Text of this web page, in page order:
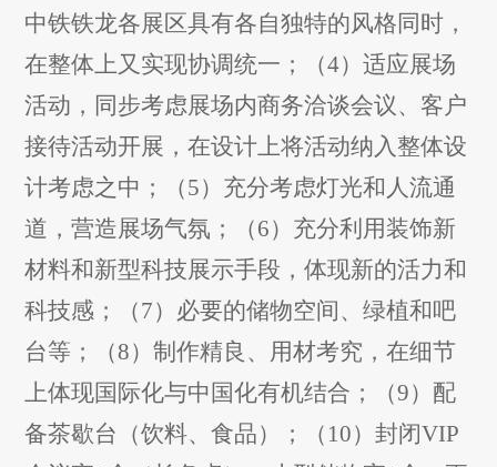
中铁铁龙各展区具有各自独特的风格同时，
在整体上又实现协调统一；（4）适应展场
活动，同步考虑展场内商务洽谈会议、客户
接待活动开展，在设计上将活动纳入整体设
计考虑之中；（5）充分考虑灯光和人流通
道，营造展场气氛；（6）充分利用装饰新
材料和新型科技展示手段，体现新的活力和
科技感；（7）必要的储物空间、绿植和吧
台等；（8）制作精良、用材考究，在细节
上体现国际化与中国化有机结合 ； （9） 配
备茶歇台（饮料、食品）；
（ 10） 封闭VIP